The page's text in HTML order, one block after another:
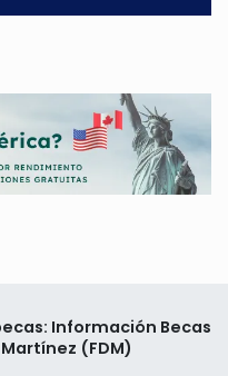
Información Becas
(FDM)